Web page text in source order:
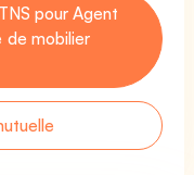
pour Agent
de mobilier